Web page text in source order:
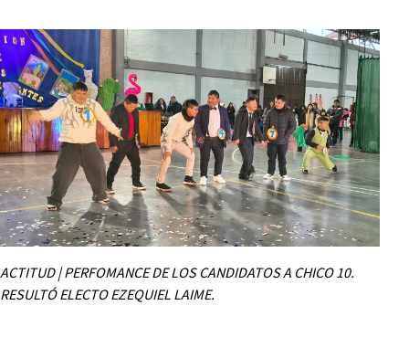
ACTITUD | PERFOMANCE DE LOS CANDIDATOS A CHICO 10.
RESULTÓ ELECTO EZEQUIEL LAIME.